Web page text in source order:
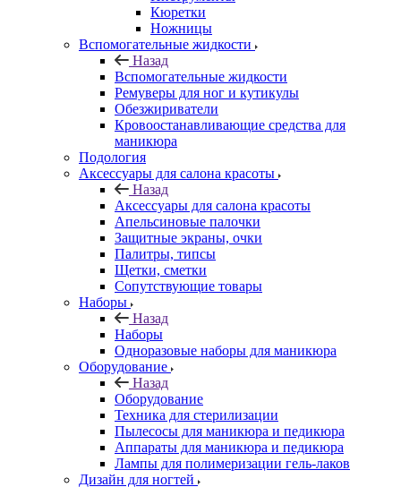
Кюретки
Ножницы
Вспомогательные жидкости
Назад
Вспомогательные жидкости
Ремуверы для ног и кутикулы
Обезжириватели
Кровоостанавливающие средства для
маникюра
Подология
Аксессуары для салона красоты
Назад
Аксессуары для салона красоты
Апельсиновые палочки
Защитные экраны, очки
Палитры, типсы
Щетки, сметки
Сопутствующие товары
Наборы
Назад
Наборы
Одноразовые наборы для маникюра
Оборудование
Назад
Оборудование
Техника для стерилизации
Пылесосы для маникюра и педикюра
Аппараты для маникюра и педикюра
Лампы для полимеризации гель-лаков
Дизайн для ногтей